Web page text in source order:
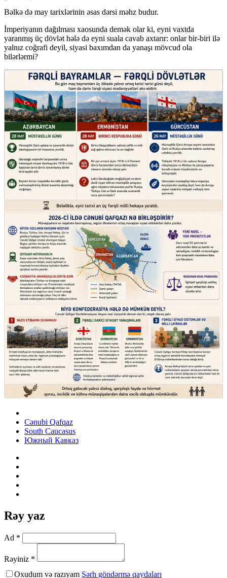
Bəlkə də may tarixlərinin əsas dərsi məhz budur.
İmperiyanın dağılması xaosunda demək olar ki, eyni vaxtda
yaranmış üç dövlət hələ də eyni suala cavab axtarır: onlar bir-biri ilə
yalnız coğrafi deyil, siyasi baxımdan da yanaşı mövcud ola
bilərlərmi?
Cənubi Qafqaz
South Caucasus
Южный Кавказ
Rəy yaz
Ad *
Rəyiniz *
Oxudum və razıyam Şərh göndərmə qaydaları